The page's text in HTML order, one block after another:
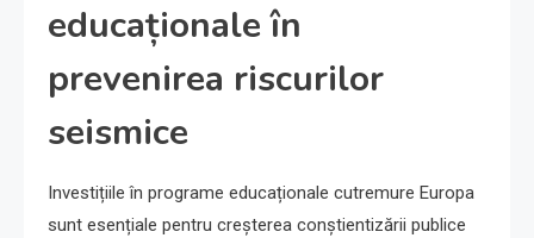
educaționale în
prevenirea riscurilor
seismice
Investițiile în programe educaționale cutremure Europa
sunt esențiale pentru creșterea conștientizării publice